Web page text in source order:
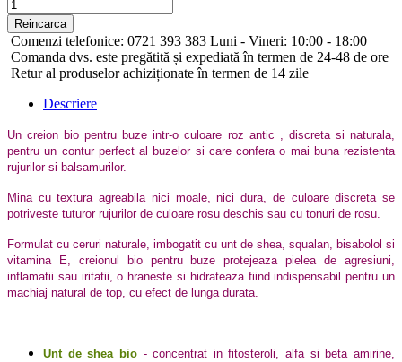
Comenzi telefonice: 0721 393 383 Luni - Vineri: 10:00 - 18:00
Comanda dvs. este pregătită și expediată în termen de 24-48 de ore
Retur al produselor achiziționate în termen de 14 zile
Descriere
Un creion bio pentru buze intr-o culoare roz antic , discreta si naturala,
pentru un contur perfect al buzelor si care confera o mai buna rezistenta
rujurilor si balsamurilor.
Mina cu textura agreabila nici moale, nici dura, de culoare discreta se
potriveste tuturor rujurilor de culoare rosu deschis sau cu tonuri de rosu.
Formulat cu ceruri naturale, imbogatit cu unt de shea, squalan, bisabolol si
vitamina E, creionul bio pentru buze protejeaza pielea de agresiuni,
inflamatii sau iritatii, o hraneste si hidrateaza fiind indispensabil pentru un
machiaj natural de top, cu efect de lunga durata.
Unt de shea bio- concentrat in fitosteroli, alfa si beta amirine,